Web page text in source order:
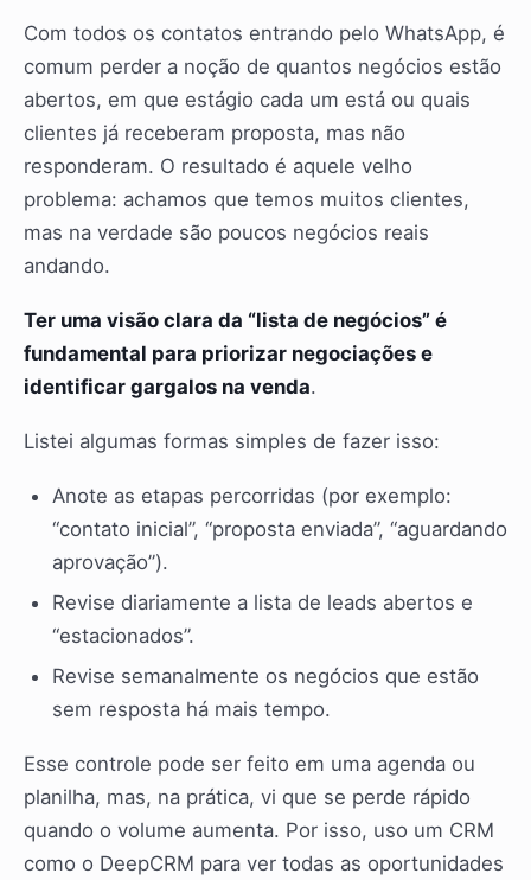
Com todos os contatos entrando pelo WhatsApp, é
comum perder a noção de quantos negócios estão
abertos, em que estágio cada um está ou quais
clientes já receberam proposta, mas não
responderam. O resultado é aquele velho
problema: achamos que temos muitos clientes,
mas na verdade são poucos negócios reais
andando.
Ter uma visão clara da “lista de negócios” é
fundamental para priorizar negociações e
identificar gargalos na venda.
Listei algumas formas simples de fazer isso:
Anote as etapas percorridas (por exemplo:
“contato inicial”, “proposta enviada”, “aguardando
aprovação”).
Revise diariamente a lista de leads abertos e
“estacionados”.
Revise semanalmente os negócios que estão
sem resposta há mais tempo.
Esse controle pode ser feito em uma agenda ou
planilha, mas, na prática, vi que se perde rápido
quando o volume aumenta. Por isso, uso um CRM
como o DeepCRM para ver todas as oportunidades